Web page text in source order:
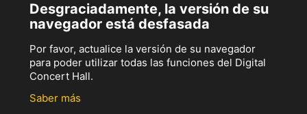
Desgraciadamente, la versión de su
navegador está desfasada
Por favor, actualice la versión de su navegador
para poder utilizar todas las funciones del Digital
Concert Hall.
Saber más